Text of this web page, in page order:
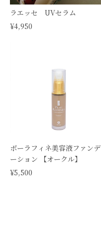
ラエッセ UVセラム
¥4,950
ポーラフィネ美容液ファンデ
ーション 【オークル】
¥5,500